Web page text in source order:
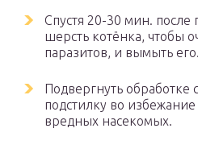
Спустя 20-30 мин. после
шерсть котёнка, чтобы
паразитов, и вымыть его.
Подвергнуть
подстилку во
вредных насекомых.